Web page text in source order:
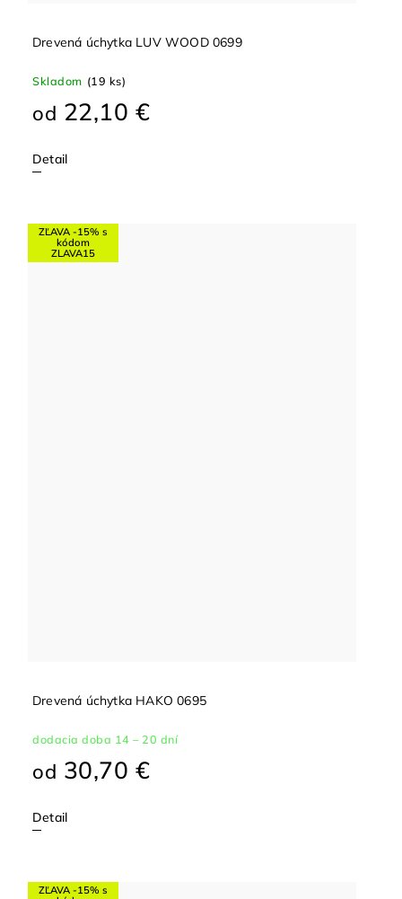
Drevená úchytka LUV WOOD 0699
Skladom (19 ks)
od 22,10 €
Detail
ZĽAVA -15% s
kódom
ZLAVA15
Drevená úchytka HAKO 0695
dodacia doba 14 – 20 dní
od 30,70 €
Detail
ZĽAVA -15% s